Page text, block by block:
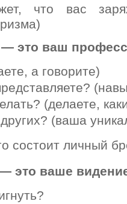
что вас
это ваш
а говорите)
(делаете,
(ваша
это ваше